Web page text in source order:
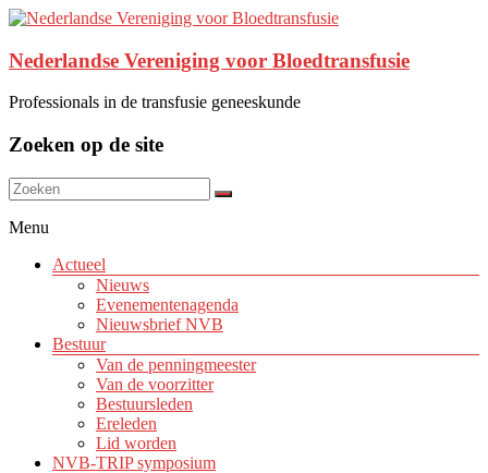
Nederlandse Vereniging voor Bloedtransfusie
Professionals in de transfusie geneeskunde
Zoeken op de site
Menu
Actueel
Nieuws
Evenementenagenda
Nieuwsbrief NVB
Bestuur
Van de penningmeester
Van de voorzitter
Bestuursleden
Ereleden
Lid worden
NVB-TRIP symposium